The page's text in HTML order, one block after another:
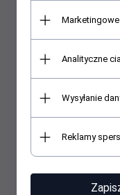
Analityczne
Wysyłanie
Reklamy